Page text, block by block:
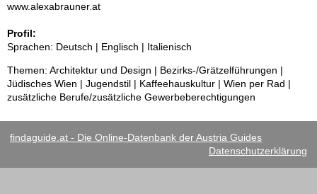
www.alexabrauner.at
Profil:
Sprachen: Deutsch | Englisch | Italienisch
Themen: Architektur und Design | Bezirks-/Grätzelführungen |
Jüdisches Wien | Jugendstil | Kaffeehauskultur | Wien per Rad |
zusätzliche Berufe/zusätzliche Gewerbeberechtigungen
findaguide.at - Die Online-Datenbank der Austria Guides
Datenschutzerklärung